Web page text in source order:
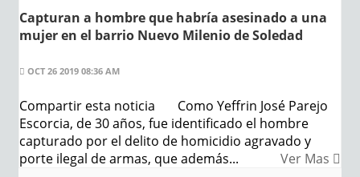
Capturan a hombre que habría asesinado a una
mujer en el barrio Nuevo Milenio de Soledad
OCT 26 2019 08:36 AM
Compartir esta noticia Como Yeffrin José Parejo
Escorcia, de 30 años, fue identificado el hombre
capturado por el delito de homicidio agravado y
porte ilegal de armas, que además...
Ver Mas